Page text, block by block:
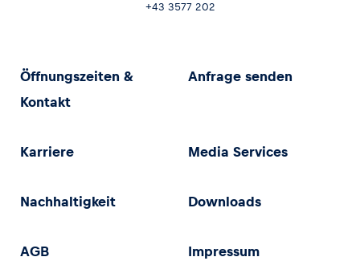
+43 3577 202
Öffnungszeiten &
Kontakt
Anfrage senden
Karriere Media Services
Nachhaltigkeit Downloads
AGB Impressum